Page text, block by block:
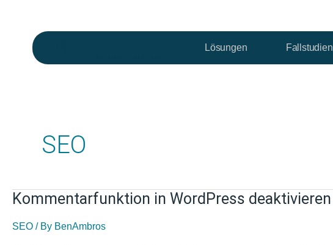
content
Lösungen Fallstudien
SEO
Kommentarfunktion in WordPress deaktivieren
SEO / By BenAmbros
Kommentarfunktion
WordPress